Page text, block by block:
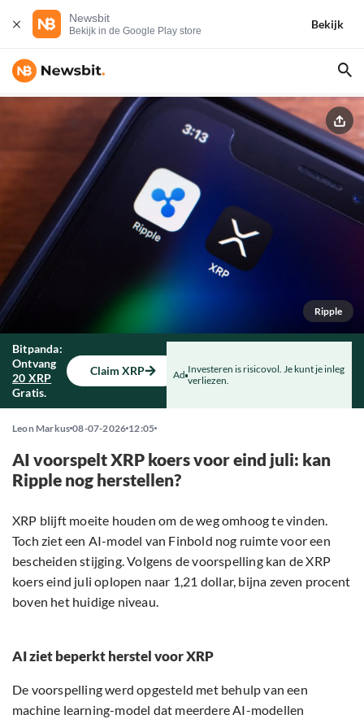
Newsbit
Bekijk in de Google Play store
Bekijk
Ripple
Bitpanda:
Ontvang
20 XRP
Gratis.
Claim XRP Ad Investeren is risicovol. Je kunt je inleg
verliezen.
Leon Markus 08-07-2026 12:05
AI voorspelt XRP koers voor eind juli: kan
Ripple nog herstellen?
XRP blijft moeite houden om de weg omhoog te vinden.
Toch ziet een AI-model van Finbold nog ruimte voor een
bescheiden stijging. Volgens de voorspelling kan de XRP
koers eind juli oplopen naar 1,21 dollar, bijna zeven procent
boven het huidige niveau.
AI ziet beperkt herstel voor XRP
De voorspelling werd opgesteld met behulp van een
machine learning-model dat meerdere AI-modellen